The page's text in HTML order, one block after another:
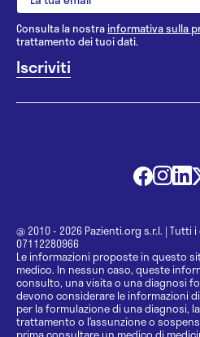
Consulta la nostrainformativa sulla
trattamento dei tuoi dati.
@ 2010 - 2026 Pazienti.org s.r.l. | Tutti
07112280966
Le informazioni proposte in questo
medico. In nessun caso, queste
consulto, una visita o una diagnosi
devono considerare le informazioni
per la formulazione di una diagnosi,
trattamento o l’assunzione o